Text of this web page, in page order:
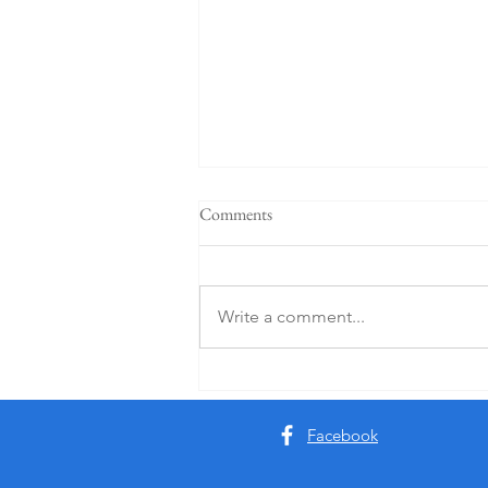
Comments
Write a comment...
Facebook